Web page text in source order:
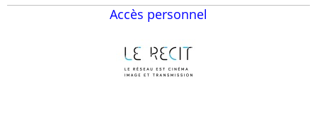
Accès personnel